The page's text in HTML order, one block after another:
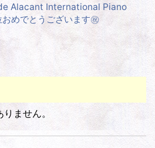
Alacant International Piano
めでとうございます㊗️
ません。